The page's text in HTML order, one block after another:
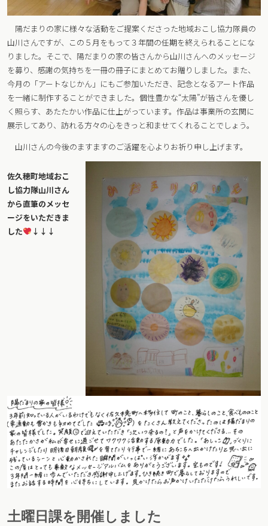
陽だまりの家に様々な活動をご提案くださった地域おこし協力隊員の
山川さんですが、この５月をもって３年間の任期を終えられることにな
りました。そこで、陽だまりの家の皆さんから山川さんへのメッセージ
を募り、感謝の気持ちを一冊の冊子にまとめてお贈りしました。また、
今月の「アートなじかん」にもご参加いただき、記念となるアート作品
を一緒に制作することができました。個性豊かな“太陽”が皆さんを優し
く照らす、あたたかい作品に仕上がっています。作品は事業所の玄関に
展示してあり、訪れる方々の心をきっと和ませてくれることでしょう。
山川さんの今後のますますのご活躍を心よりお祈り申し上げます。
佐久穂町地域おこ
し協力隊山川さん
から直筆のメッセ
ージをいただきま
した
↓↓↓
土曜日課を開催しました